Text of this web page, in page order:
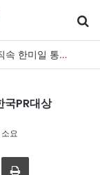
통일국제워킹그룹 정경영 의장 “대통령 직속 한미일 통일TF 설치해 통일한국 마스터플랜을”
국PR대상
요
이메일